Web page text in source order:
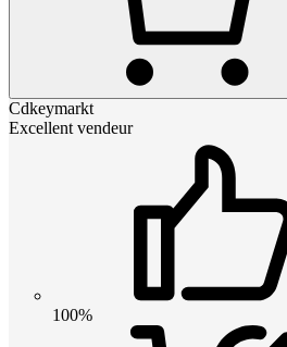
Cdkeymarkt
Excellent vendeur
100%